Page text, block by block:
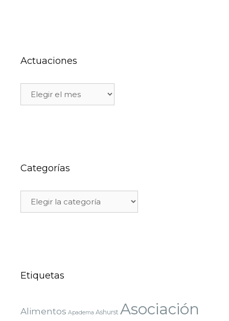
Actuaciones
Categorías
Etiquetas
Alimentos Apadema Ashurst Asociación